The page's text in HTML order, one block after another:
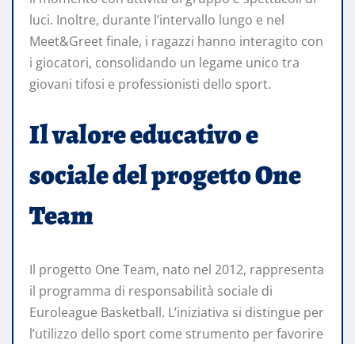
luci. Inoltre, durante l’intervallo lungo e nel
Meet&Greet finale, i ragazzi hanno interagito con
i giocatori, consolidando un legame unico tra
giovani tifosi e professionisti dello sport.
Il valore educativo e
sociale del progetto One
Team
Il progetto One Team, nato nel 2012, rappresenta
il programma di responsabilità sociale di
Euroleague Basketball. L’iniziativa si distingue per
l’utilizzo dello sport come strumento per favorire